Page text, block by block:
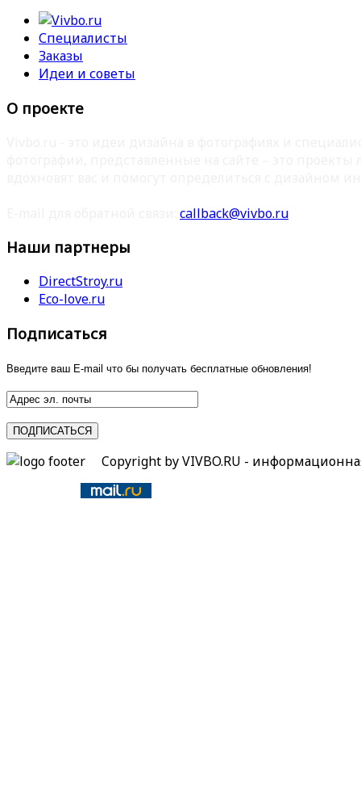
Специалисты
Заказы
Идеи и советы
О проекте
callback@vivbo.ru
Наши партнеры
DirectStroy.ru
Eco-love.ru
Подписаться
Введите ваш E-mail что бы получать бесплатные обновления!
Copyright by VIVBO.RU -